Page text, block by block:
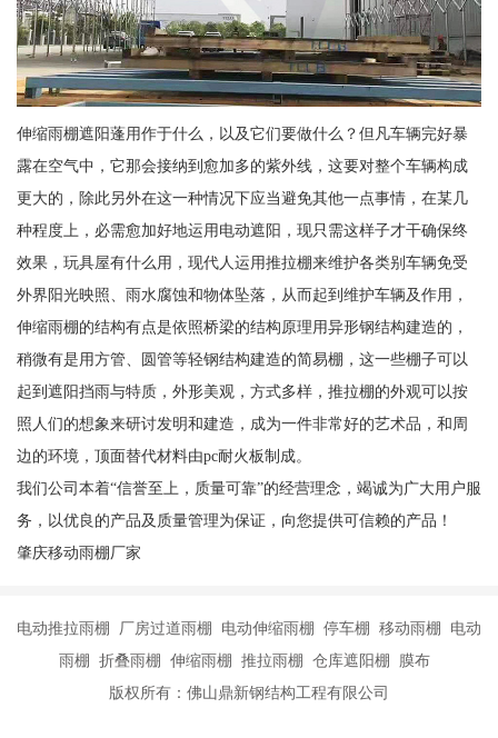
伸缩雨棚遮阳蓬用作于什么，以及它们要做什么？但凡车辆完好暴
露在空气中，它那会接纳到愈加多的紫外线，这要对整个车辆构成
更大的，除此另外在这一种情况下应当避免其他一点事情，在某几
种程度上，必需愈加好地运用电动遮阳，现只需这样子才干确保终
效果，玩具屋有什么用，现代人运用推拉棚来维护各类别车辆免受
外界阳光映照、雨水腐蚀和物体坠落，从而起到维护车辆及作用，
伸缩雨棚的结构有点是依照桥梁的结构原理用异形钢结构建造的，
稍微有是用方管、圆管等轻钢结构建造的简易棚，这一些棚子可以
起到遮阳挡雨与特质，外形美观，方式多样，推拉棚的外观可以按
照人们的想象来研讨发明和建造，成为一件非常好的艺术品，和周
边的环境，顶面替代材料由pc耐火板制成。
我们公司本着“信誉至上，质量可靠”的经营理念，竭诚为广大用户服
务，以优良的产品及质量管理为保证，向您提供可信赖的产品！
肇庆移动雨棚厂家
电动推拉雨棚 厂房过道雨棚 电动伸缩雨棚 停车棚 移动雨棚 电动
雨棚 折叠雨棚 伸缩雨棚 推拉雨棚 仓库遮阳棚 膜布
版权所有：佛山鼎新钢结构工程有限公司